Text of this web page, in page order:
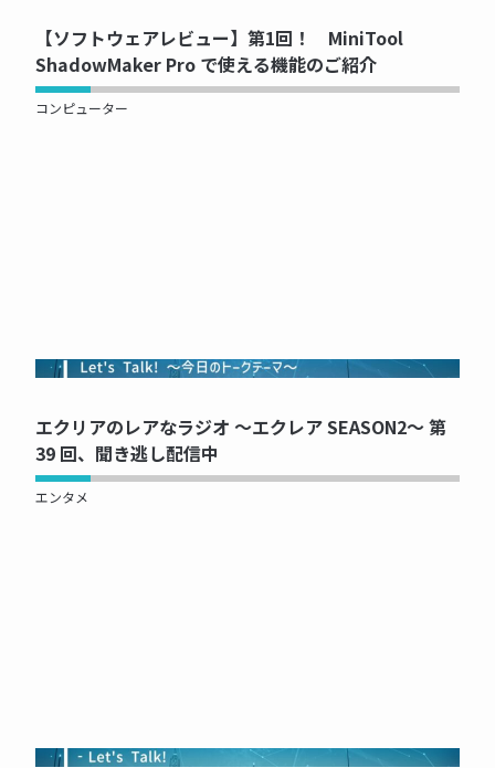
【ソフトウェアレビュー】第1回！ MiniTool
ShadowMaker Pro で使える機能のご紹介
コンピューター
NOW PRINTING...
エクリアのレアなラジオ ～エクレア SEASON2～ 第
39 回、聞き逃し配信中
エンタメ
NOW PRINTING...